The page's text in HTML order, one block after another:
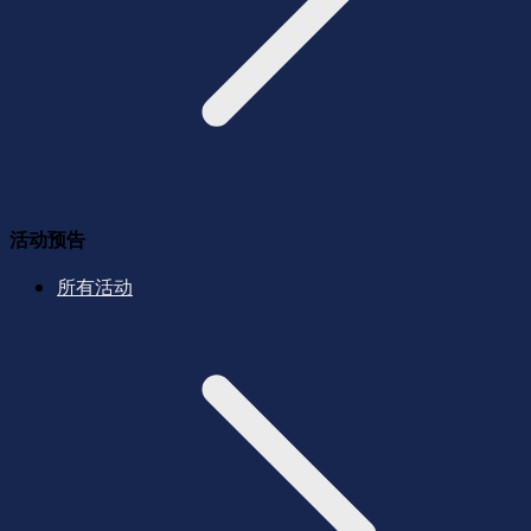
活动预告
所有活动